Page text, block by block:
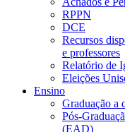
RPPN
DCE
Recursos
e professores
Relatório de
Eleições
Ensino
Graduação a
Pós-
(EAD)